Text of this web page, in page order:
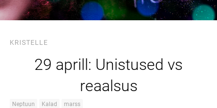
KRISTELLE
29 aprill: Unistused vs
reaalsus
Neptuun Kalad marss